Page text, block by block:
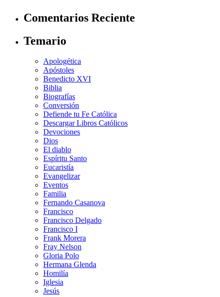
Comentarios Reciente
Temario
Apologética
Apóstoles
Benedicto XVI
Biblia
Biografías
Conversión
Defiende tu Fe Católica
Descargar Libros Católicos
Devociones
Dios
El diablo
Espíritu Santo
Eucaristía
Evangelizar
Eventos
Familia
Fernando Casanova
Francisco
Francisco Delgado
Francisco I
Frank Morera
Fray Nelson
Gloria Polo
Hermana Glenda
Homilía
Iglesia
Jesús